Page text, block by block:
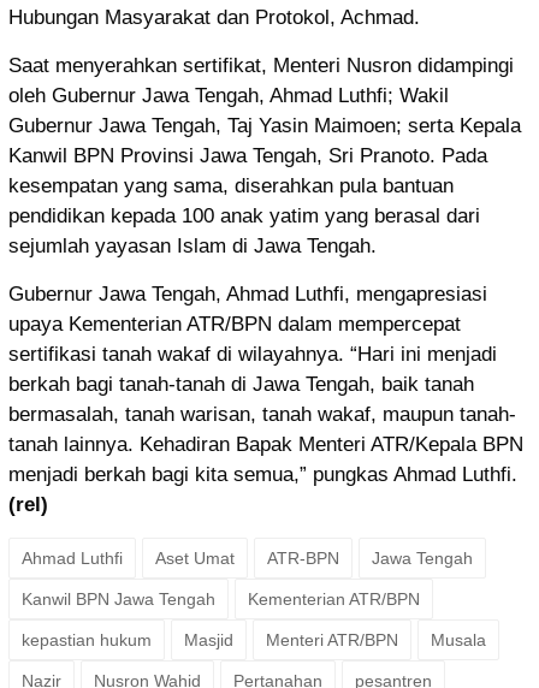
Hubungan Masyarakat dan Protokol, Achmad.
Saat menyerahkan sertifikat, Menteri Nusron didampingi
oleh Gubernur Jawa Tengah, Ahmad Luthfi; Wakil
Gubernur Jawa Tengah, Taj Yasin Maimoen; serta Kepala
Kanwil BPN Provinsi Jawa Tengah, Sri Pranoto. Pada
kesempatan yang sama, diserahkan pula bantuan
pendidikan kepada 100 anak yatim yang berasal dari
sejumlah yayasan Islam di Jawa Tengah.
Gubernur Jawa Tengah, Ahmad Luthfi, mengapresiasi
upaya Kementerian ATR/BPN dalam mempercepat
sertifikasi tanah wakaf di wilayahnya. “Hari ini menjadi
berkah bagi tanah-tanah di Jawa Tengah, baik tanah
bermasalah, tanah warisan, tanah wakaf, maupun tanah-
tanah lainnya. Kehadiran Bapak Menteri ATR/Kepala BPN
menjadi berkah bagi kita semua,” pungkas Ahmad Luthfi.
(rel)
Ahmad Luthfi Aset Umat ATR-BPN Jawa Tengah
Kanwil BPN Jawa Tengah Kementerian ATR/BPN
kepastian hukum Masjid Menteri ATR/BPN Musala
Nazir Nusron Wahid Pertanahan pesantren